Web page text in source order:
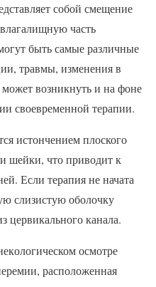
собой смещение
часть
быть самые различные
травмы, изменения в
возникнуть и на фоне
своевременной терапии.
истончением плоского
шейки, что приводит к
Если терапия не начата
слизистую оболочку
цервикального канала.
осмотре
расположенная